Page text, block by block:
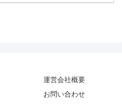
運営会社概要
お問い合わせ